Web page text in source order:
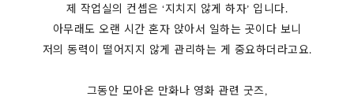
제 작업실의 컨셉은 ‘지치지 않게 하자’ 입니다.
아무래도 오랜 시간 혼자 앉아서 일하는 곳이다 보니
저의 동력이 떨어지지 않게 관리하는 게 중요하더라고요.
그동안 모아온 만화나 영화 관련 굿즈,